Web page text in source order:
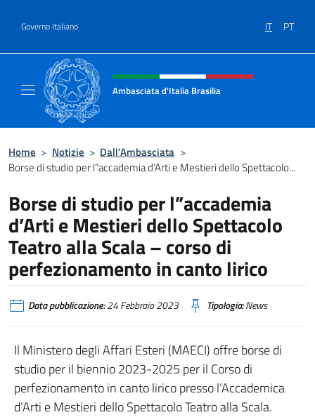
Governo Italiano IT PT
Intestazione sito, social e menù
Ambasciata d'Italia Brasilia
Home > Notizie > Dall’Ambasciata >
Borse di studio per l”accademia d’Arti e Mestieri dello Spettacolo...
Borse di studio per l”accademia
d’Arti e Mestieri dello Spettacolo
Teatro alla Scala – corso di
perfezionamento in canto lirico
Data pubblicazione:24 Febbraio 2023 Tipologia:News
Il Ministero degli Affari Esteri (MAECI) offre borse di
studio per il biennio 2023-2025 per il Corso di
perfezionamento in canto lirico presso l’Accademica
d’Arti e Mestieri dello Spettacolo Teatro alla Scala.